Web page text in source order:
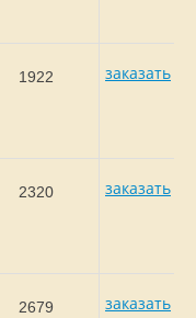
1922 заказать
2320 заказать
2679 заказать